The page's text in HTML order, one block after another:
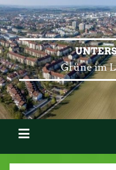
Grüne im